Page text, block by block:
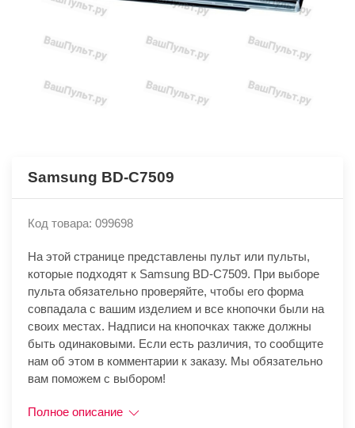
Samsung BD-C7509
Код товара: 099698
На этой странице представлены пульт или пульты,
которые подходят к Samsung BD-C7509. При выборе
пульта обязательно проверяйте, чтобы его форма
совпадала с вашим изделием и все кнопочки были на
своих местах. Надписи на кнопочках также должны
быть одинаковыми. Если есть различия, то сообщите
нам об этом в комментарии к заказу. Мы обязательно
вам поможем с выбором!
Полное описание